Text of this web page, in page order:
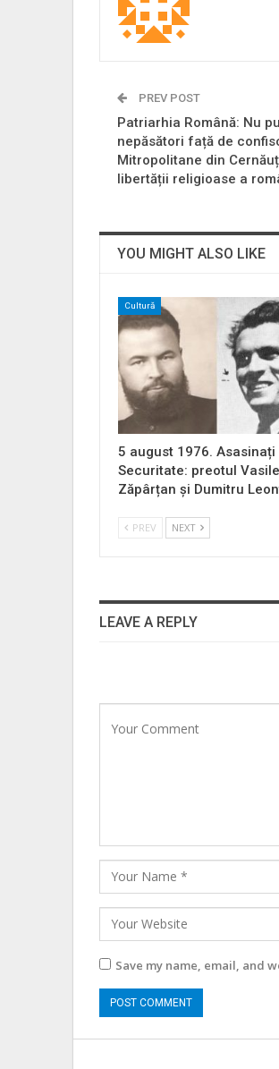
PREV POST
Patriarhia Română: Nu
nepăsători față de
Mitropolitane din
libertății religioase a
YOU MIGHT ALSO LIKE
Cultură
5 august 1976. Asasinați
Securitate: preotul Vasile
Zăpârțan și Dumitru
PREV NEXT
LEAVE A REPLY
Save my name, email, and